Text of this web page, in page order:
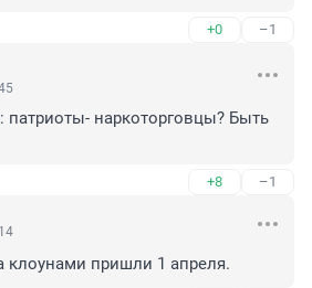
+0 –1
патриоты- наркоторговцы? Быть
+8 –1
клоунами пришли 1 апреля.